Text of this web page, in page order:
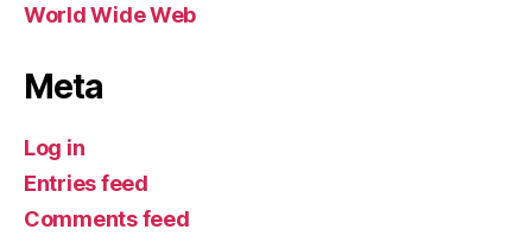
World Wide Web
Meta
Log in
Entries feed
Comments feed